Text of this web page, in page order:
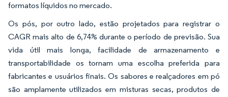
formatos líquidos no mercado.
Os pós, por outro lado, estão projetados para registrar o
CAGR mais alto de 6,74% durante o período de previsão. Sua
vida útil mais longa, facilidade de armazenamento e
transportabilidade os tornam uma escolha preferida para
fabricantes e usuários finais. Os sabores e realçadores em pó
são amplamente utilizados em misturas secas, produtos de